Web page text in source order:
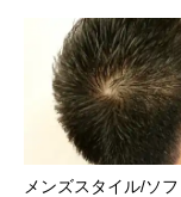
メンズスタイル/ソ